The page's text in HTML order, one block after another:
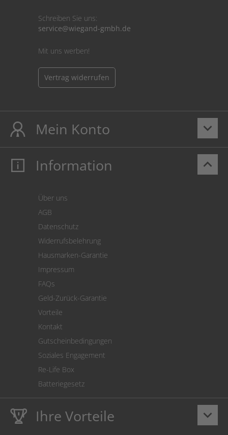
Schreiben Sie uns:
service@wiegand-gmbh.de
Mit uns werben!
Vertrag widerrufen
keyboard_arrow_down
Mein Konto
Mein Konto
Cookie Einstellungen
keyboard_arrow_up
Information
Über uns
AGB
Datenschutz
Widerrufsbelehrung
Hausmarken-Garantie
Impressum
FAQs
Geld-Zurück-Garantie
Vorteile
Kontakt
Gutscheinbedingungen
Soziales Engagement
Re-Life Box
Batteriegesetz
keyboard_arrow_down
Ihre Vorteile